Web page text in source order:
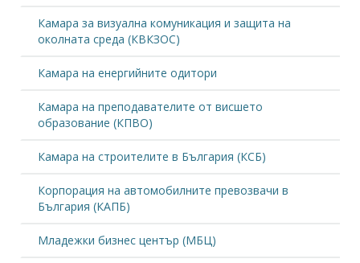
Камара за визуална комуникация и защита на
околната среда (КВКЗОС)
Камара на енергийните одитори
Камара на преподавателите от висшето
образование (КПВО)
Камара на строителите в България (КСБ)
Корпорация на автомобилните превозвачи в
България (КАПБ)
Младежки бизнес център (МБЦ)